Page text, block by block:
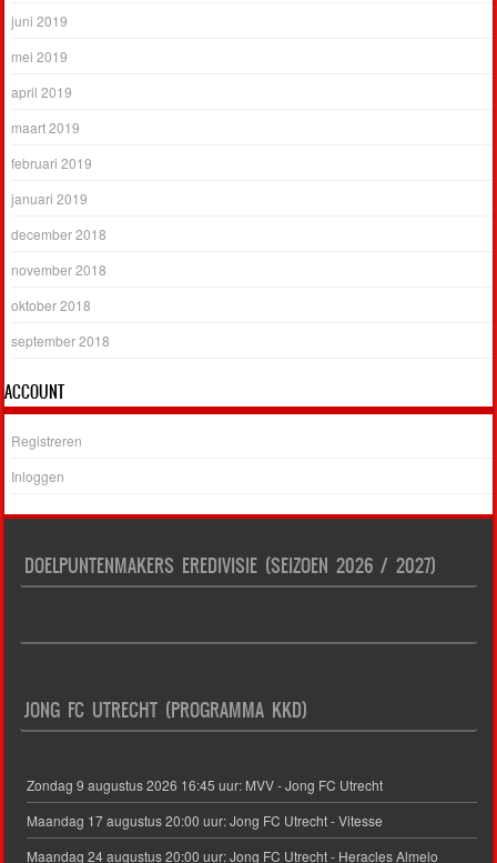
juni 2019
mei 2019
april 2019
maart 2019
februari 2019
januari 2019
december 2018
november 2018
oktober 2018
september 2018
ACCOUNT
Registreren
Inloggen
DOELPUNTENMAKERS EREDIVISIE (SEIZOEN 2026 / 2027)
JONG FC UTRECHT (PROGRAMMA KKD)
Zondag 9 augustus 2026 16:45 uur: MVV - Jong FC Utrecht
Maandag 17 augustus 20:00 uur: Jong FC Utrecht - Vitesse
Maandag 24 augustus 20:00 uur: Jong FC Utrecht - Heracles Almelo